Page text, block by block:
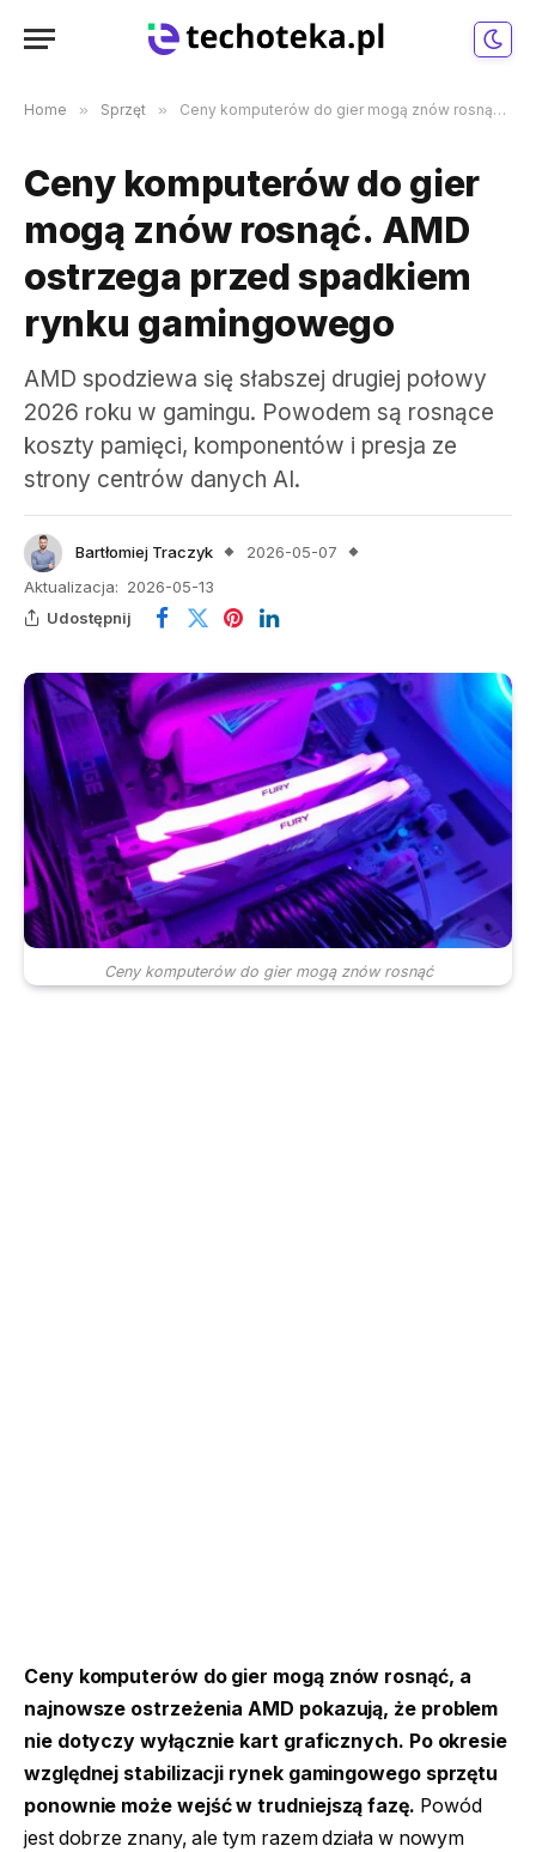
Home » Sprzęt » Ceny komputerów do gier mogą znów rosnąć. AMD ostrzega przed spadkiem rynku gamingowego
Ceny komputerów do gier
mogą znów rosnąć. AMD
ostrzega przed spadkiem
rynku gamingowego
AMD spodziewa się słabszej drugiej połowy
2026 roku w gamingu. Powodem są rosnące
koszty pamięci, komponentów i presja ze
strony centrów danych AI.
Bartłomiej Traczyk
2026-05-07
Aktualizacja: 2026-05-13
Udostępnij
Ceny komputerów do gier mogą znów rosnąć
Ceny komputerów do gier mogą znów rosnąć, a
najnowsze ostrzeżenia AMD pokazują, że problem
nie dotyczy wyłącznie kart graficznych. Po okresie
względnej stabilizacji rynek gamingowego sprzętu
ponownie może wejść w trudniejszą fazę. Powód
jest dobrze znany, ale tym razem działa w nowym